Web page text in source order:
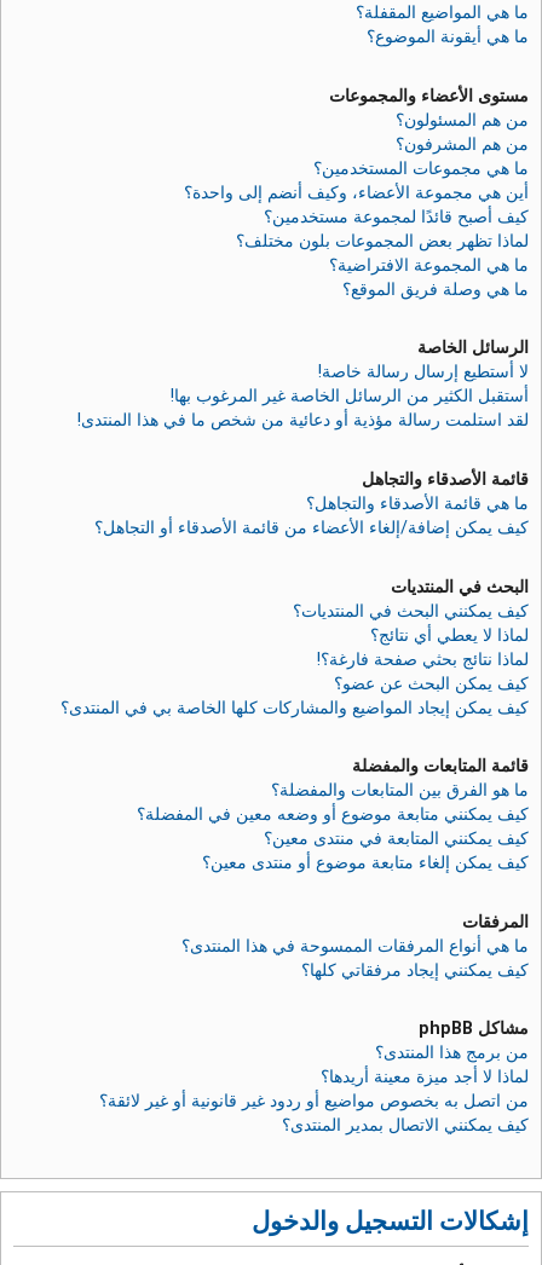
ما هي المواضيع المقفلة؟
ما هي أيقونة الموضوع؟
مستوى الأعضاء والمجموعات
من هم المسئولون؟
من هم المشرفون؟
ما هي مجموعات المستخدمين؟
أين هي مجموعة الأعضاء، وكيف أنضم إلى واحدة؟
كيف أصبح قائدًا لمجموعة مستخدمين؟
لماذا تظهر بعض المجموعات بلون مختلف؟
ما هي المجموعة الافتراضية؟
ما هي وصلة فريق الموقع؟
الرسائل الخاصة
لا أستطيع إرسال رسالة خاصة!
أستقبل الكثير من الرسائل الخاصة غير المرغوب بها!
لقد استلمت رسالة مؤذية أو دعائية من شخص ما في هذا المنتدى!
قائمة الأصدقاء والتجاهل
ما هي قائمة الأصدقاء والتجاهل؟
كيف يمكن إضافة/إلغاء الأعضاء من قائمة الأصدقاء أو التجاهل؟
البحث في المنتديات
كيف يمكنني البحث في المنتديات؟
لماذا لا يعطي أي نتائج؟
لماذا نتائج بحثي صفحة فارغة؟!
كيف يمكن البحث عن عضو؟
كيف يمكن إيجاد المواضيع والمشاركات كلها الخاصة بي في المنتدى؟
قائمة المتابعات والمفضلة
ما هو الفرق بين المتابعات والمفضلة؟
كيف يمكنني متابعة موضوع أو وضعه معين في المفضلة؟
كيف يمكنني المتابعة في منتدى معين؟
كيف يمكن إلغاء متابعة موضوع أو منتدى معين؟
المرفقات
ما هي أنواع المرفقات الممسوحة في هذا المنتدى؟
كيف يمكنني إيجاد مرفقاتي كلها؟
مشاكل phpBB
من برمج هذا المنتدى؟
لماذا لا أجد ميزة معينة أريدها؟
من اتصل به بخصوص مواضيع أو ردود غير قانونية أو غير لائقة؟
كيف يمكنني الاتصال بمدير المنتدى؟
إشكالات التسجيل والدخول